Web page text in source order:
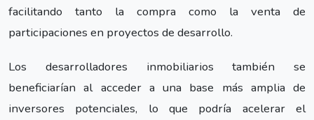
facilitando tanto la compra como la venta de
participaciones en proyectos de desarrollo.
Los desarrolladores inmobiliarios también se
beneficiarían al acceder a una base más amplia de
inversores potenciales, lo que podría acelerar el